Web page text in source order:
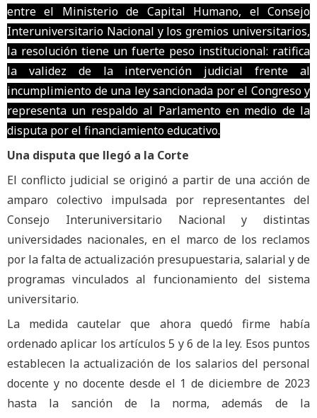
entre el Ministerio de Capital Humano, el Consejo
Interuniversitario Nacional y los gremios universitarios,
la resolución tiene un fuerte peso institucional: ratifica
la validez de la intervención judicial frente al
incumplimiento de una ley sancionada por el Congreso y
representa un respaldo al Parlamento en medio de la
disputa por el financiamiento educativo.
Una disputa que llegó a la Corte
El conflicto judicial se originó a partir de una acción de
amparo colectivo impulsada por representantes del
Consejo Interuniversitario Nacional y distintas
universidades nacionales, en el marco de los reclamos
por la falta de actualización presupuestaria, salarial y de
programas vinculados al funcionamiento del sistema
universitario.
La medida cautelar que ahora quedó firme había
ordenado aplicar los artículos 5 y 6 de la ley. Esos puntos
establecen la actualización de los salarios del personal
docente y no docente desde el 1 de diciembre de 2023
hasta la sanción de la norma, además de la